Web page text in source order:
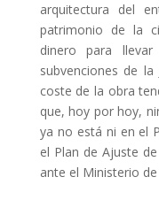
arquitectura del
patrimonio de la
dinero para
subvenciones de
coste de la obra
que, hoy por hoy,
ya no está ni en el
el Plan de Ajuste
ante el Ministerio